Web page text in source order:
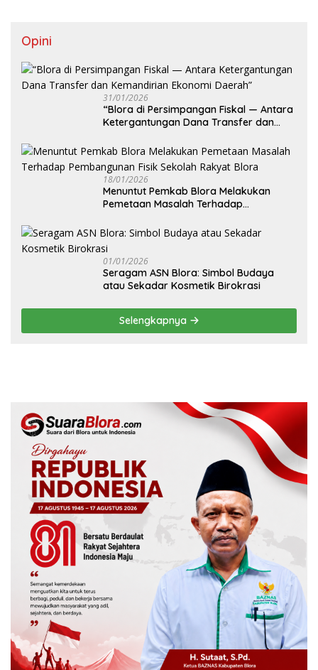
Opini
31/01/2026
‎“Blora di Persimpangan Fiskal — Antara
Ketergantungan Dana Transfer dan
18/01/2026
‎Menuntut Pemkab Blora Melakukan
Pemetaan Masalah Terhadap
Blora
01/01/2026
‎Seragam ASN Blora: Simbol Budaya
atau Sekadar Kosmetik Birokrasi
Selengkapnya